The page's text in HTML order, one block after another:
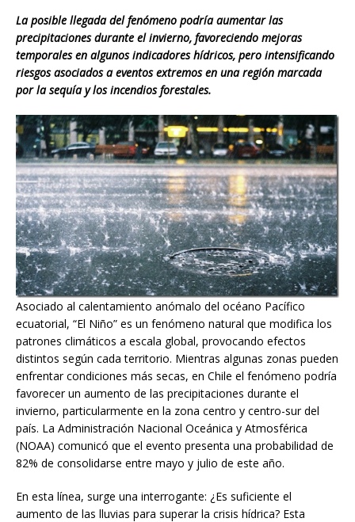
La posible llegada del fenómeno podría aumentar las
precipitaciones durante el invierno, favoreciendo mejoras
temporales en algunos indicadores hídricos, pero intensificando
riesgos asociados a eventos extremos en una región marcada
por la sequía y los incendios forestales.
Asociado al calentamiento anómalo del océano Pacífico
ecuatorial, “El Niño” es un fenómeno natural que modifica los
patrones climáticos a escala global, provocando efectos
distintos según cada territorio. Mientras algunas zonas pueden
enfrentar condiciones más secas, en Chile el fenómeno podría
favorecer un aumento de las precipitaciones durante el
invierno, particularmente en la zona centro y centro-sur del
país. La Administración Nacional Oceánica y Atmosférica
(NOAA) comunicó que el evento presenta una probabilidad de
82% de consolidarse entre mayo y julio de este año.
En esta línea, surge una interrogante: ¿Es suficiente el
aumento de las lluvias para superar la crisis hídrica? Esta